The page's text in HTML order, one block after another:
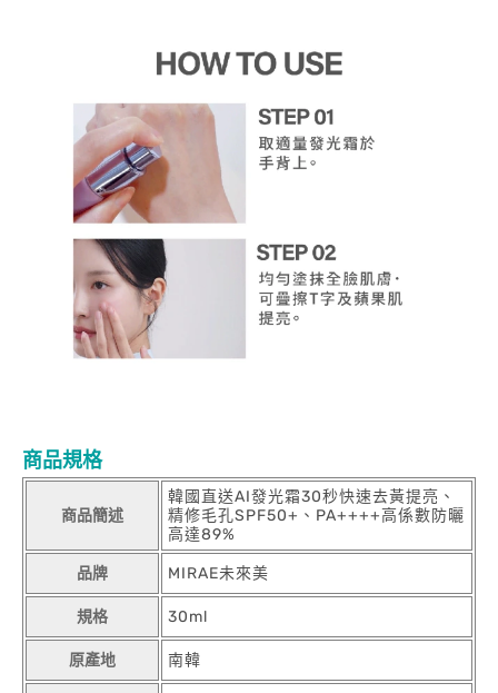
商品規格
商品簡述
韓國直送AI發光霜30秒快速去黃提亮、
精修毛孔SPF50+、PA++++高係數防曬
高達89%
品牌 MIRAE未來美
規格 30ml
原產地 南韓